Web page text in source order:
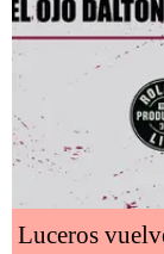
Luceros